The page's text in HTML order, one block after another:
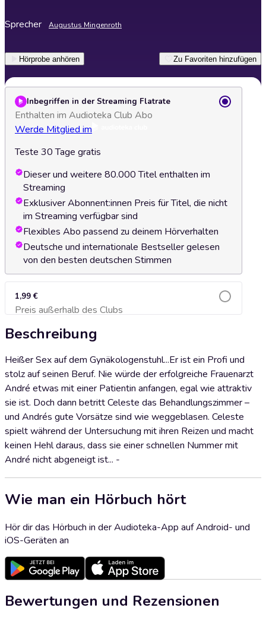
Sprecher Augustus Mingenroth
Hörprobe anhören Zu Favoriten hinzufügen
Inbegriffen in der Streaming Flatrate
Enthalten im Audioteka Club Abo
Werde Mitglied im
Teste 30 Tage gratis
Dieser und weitere 80.000 Titel enthalten im
Streaming
Exklusiver Abonnent:innen Preis für Titel, die nicht
im Streaming verfügbar sind
Flexibles Abo passend zu deinem Hörverhalten
Deutsche und internationale Bestseller gelesen
von den besten deutschen Stimmen
1,99 €
Preis außerhalb des ClubsZum Warenkorb hinzufügen
Beschreibung
Heißer Sex auf dem Gynäkologenstuhl...Er ist ein Profi und
stolz auf seinen Beruf. Nie würde der erfolgreiche Frauenarzt
André etwas mit einer Patientin anfangen, egal wie attraktiv
sie ist. Doch dann betritt Celeste das Behandlungszimmer –
und Andrés gute Vorsätze sind wie weggeblasen. Celeste
spielt während der Untersuchung mit ihren Reizen und macht
keinen Hehl daraus, dass sie einer schnellen Nummer mit
André nicht abgeneigt ist... -
Wie man ein Hörbuch hört
Hör dir das Hörbuch in der Audioteka-App auf Android- und
iOS-Geräten an
Bewertungen und Rezensionen